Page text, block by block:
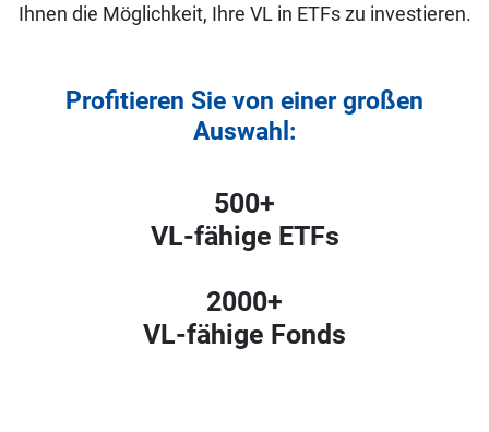
Ihnen die Möglichkeit, Ihre VL in ETFs zu investieren.
Profitieren Sie von einer großen
Auswahl:
500+
VL-fähige ETFs
2000+
VL-fähige Fonds